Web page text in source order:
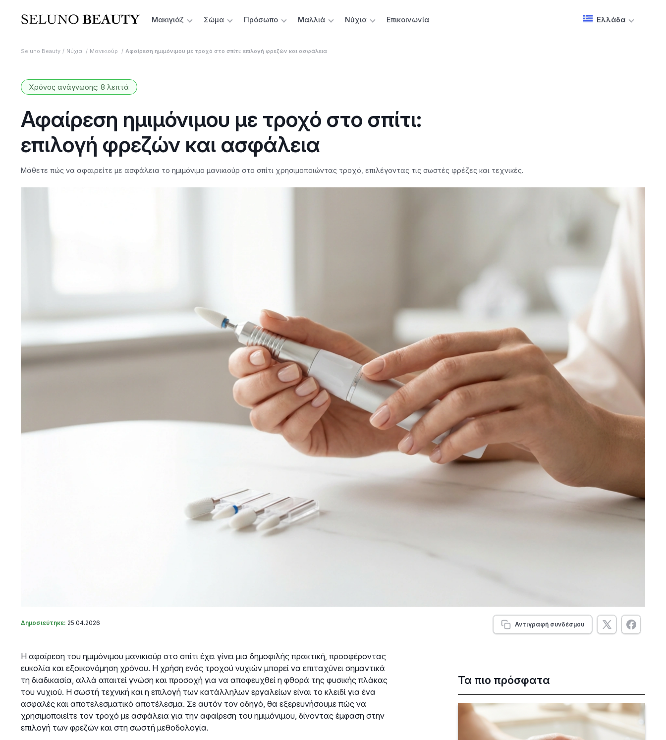
Μακιγιάζ Σώμα Πρόσωπο Μαλλιά Νύχια Επικοινωνία Ελλάδα
Seluno Beauty Νύχια Μανικιούρ Αφαίρεση ημιμόνιμου με τροχό στο σπίτι: επιλογή φρεζών και ασφάλεια
Χρόνος ανάγνωσης: 8 λεπτά
Αφαίρεση ημιμόνιμου με τροχό στο σπίτι:
επιλογή φρεζών και ασφάλεια
Μάθετε πώς να αφαιρείτε με ασφάλεια το ημιμόνιμο μανικιούρ στο σπίτι χρησιμοποιώντας τροχό, επιλέγοντας τις σωστές φρέζες και τεχνικές.
Δημοσιεύτηκε: 25.04.2026 Αντιγραφή συνδέσμου
Η αφαίρεση του ημιμόνιμου μανικιούρ στο σπίτι έχει γίνει μια δημοφιλής πρακτική, προσφέροντας
ευκολία και εξοικονόμηση χρόνου. Η χρήση ενός τροχού νυχιών μπορεί να επιταχύνει σημαντικά
τη διαδικασία, αλλά απαιτεί γνώση και προσοχή για να αποφευχθεί η φθορά της φυσικής πλάκας
του νυχιού. Η σωστή τεχνική και η επιλογή των κατάλληλων εργαλείων είναι το κλειδί για ένα
ασφαλές και αποτελεσματικό αποτέλεσμα. Σε αυτόν τον οδηγό, θα εξερευνήσουμε πώς να
χρησιμοποιείτε τον τροχό με ασφάλεια για την αφαίρεση του ημιμόνιμου, δίνοντας έμφαση στην
επιλογή των φρεζών και στη σωστή μεθοδολογία.
Τα πιο πρόσφατα